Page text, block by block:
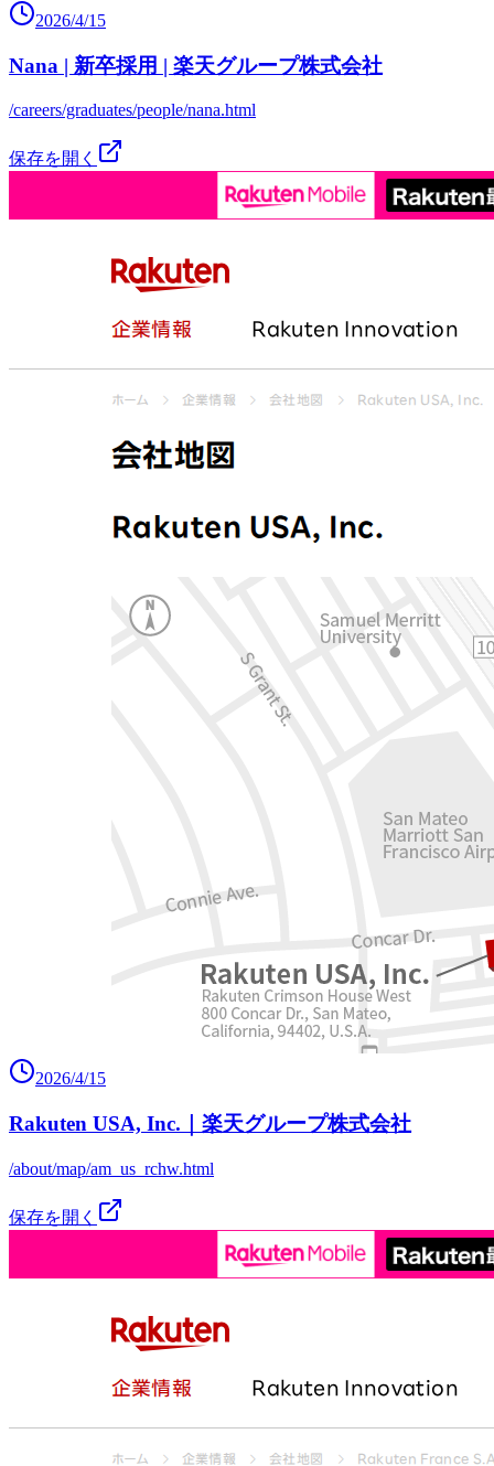
2026/4/15
Nana | 新卒採用 | 楽天グループ株式会社
/careers/graduates/people/nana.html
保存を開く
2026/4/15
Rakuten USA, Inc.｜楽天グループ株式会社
/about/map/am_us_rchw.html
保存を開く